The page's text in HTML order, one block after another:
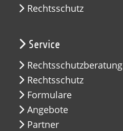
Rechtsschutz
Service
Rechtsschutzberatung
Rechtsschutz
Formulare
Angebote
Partner